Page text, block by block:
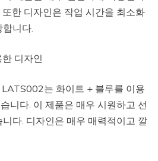
한 디자인은 작업 시간을 최소화
니다.
디자인
는 화이트 + 블루를 이용
니다. 이 제품은 매우 시원하고 선
다. 디자인은 매우 매력적이고 깔